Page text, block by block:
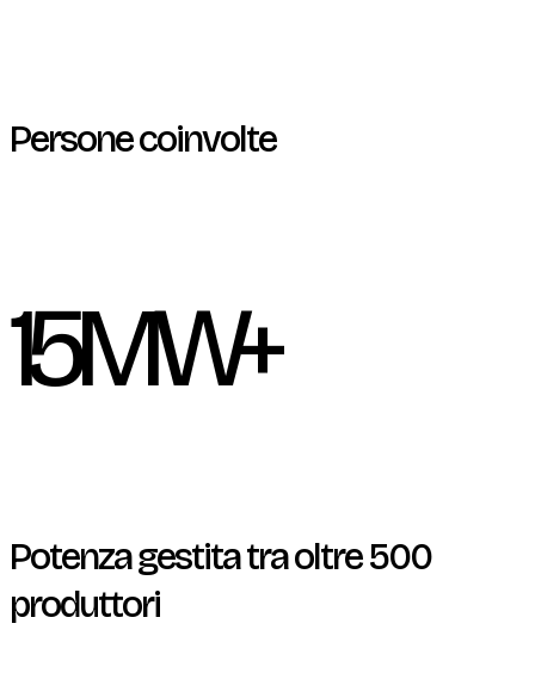
Persone coinvolte
15MW+
Potenza gestita tra oltre 500
produttori